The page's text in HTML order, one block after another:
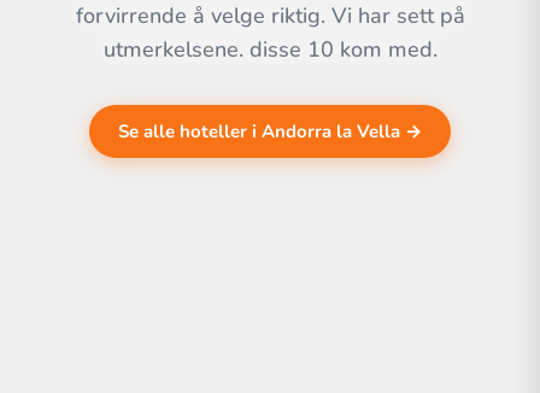
forvirrende å velge riktig. Vi har sett på
utmerkelsene. disse 10 kom med.
Se alle hoteller i Andorra la Vella →